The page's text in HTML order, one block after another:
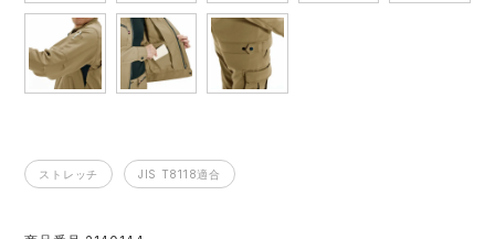
作業用小物・アクセサリー
つなぎ
アイズフロンティア ランキング
コーコス ランキング
ハイパーV 丸五
ニオイクリア
医療白衣・介護服
ストレッチ JIS T8118適合